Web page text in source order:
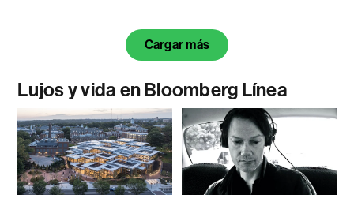
Cargar más
Lujos y vida en Bloomberg Línea